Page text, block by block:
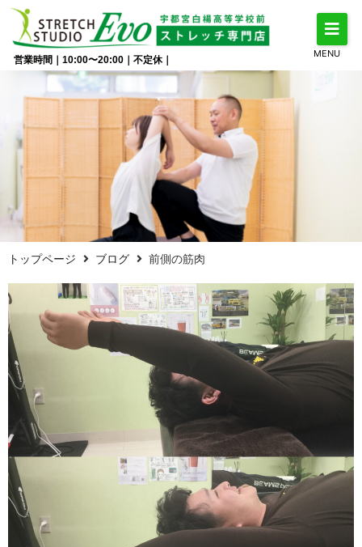
営業時間｜10:00〜20:00｜不定休｜
MENU
トップページ ブログ 前側の筋肉